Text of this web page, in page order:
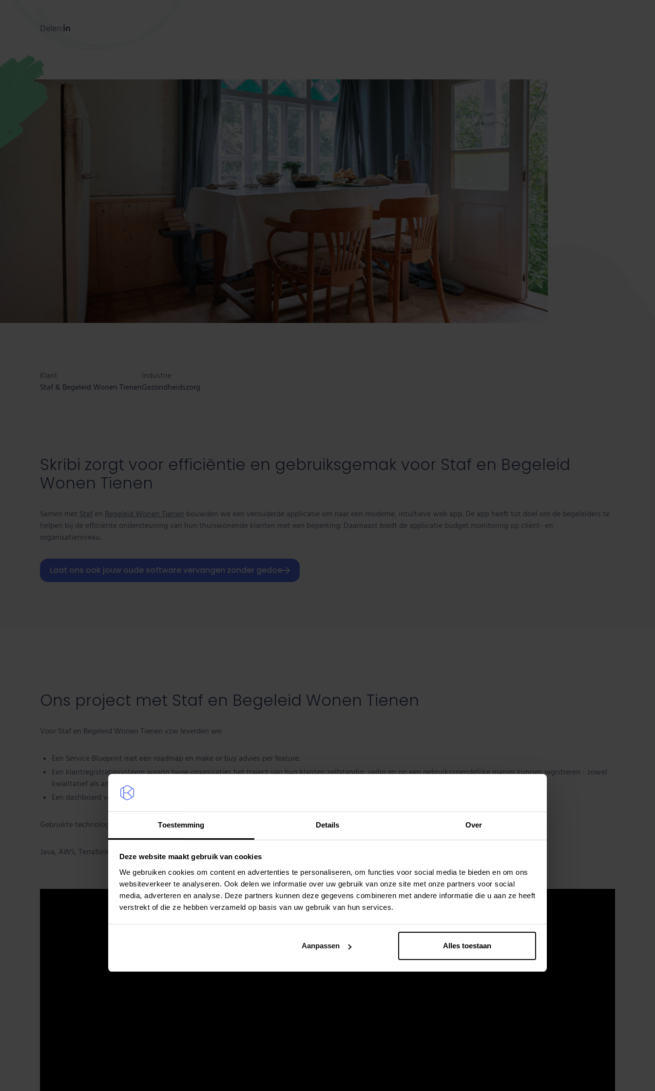
Toestemming Details Over
Deze website maakt gebruik van cookies
We gebruiken cookies om content en advertenties te personaliseren, om functies voor social media te bieden en om ons
websiteverkeer te analyseren. Ook delen we informatie over uw gebruik van onze site met onze partners voor social
media, adverteren en analyse. Deze partners kunnen deze gegevens combineren met andere informatie die u aan ze heeft
verstrekt of die ze hebben verzameld op basis van uw gebruik van hun services.
Aanpassen Alles toestaan
Delen:
Klant
Staf & Begeleid Wonen Tienen
Industrie
Gezondheidszorg
Skribi zorgt voor efficiëntie en gebruiksgemak voor Staf en Begeleid
Wonen Tienen
Samen met Staf en Begeleid Wonen Tienen bouwden we een verouderde applicatie om naar een moderne, intuïtieve web app. De app heeft tot doel om de begeleiders te
helpen bij de efficiënte ondersteuning van hun thuiswonende klanten met een beperking. Daarnaast biedt de applicatie budget monitoring op cliënt- en
organisatieniveau.
Laat ons ook jouw oude software vervangen zonder gedoe
Ons project met Staf en Begeleid Wonen Tienen
Voor Staf en Begeleid Wonen Tienen vzw leverden we:
Een Service Blueprint met een roadmap en make or buy advies per feature.
Een klantregistratiesysteem waarin twee organisaties het traject van hun klanten zelfstandig, veilig en op een gebruiksvriendelijke manier kunnen registreren - zowel
kwalitatief als administratief.
Een dashboard voor opvolging en rapportering.
Gebruikte technologieën:
Java, AWS, Terraform, Spring Boot, PostgreSQL, Hibernate Angular, Github actions